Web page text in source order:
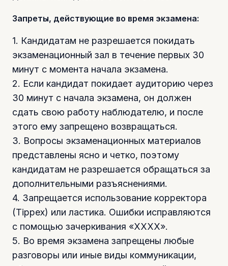
Запреты, действующие во время экзамена:
1. Кандидатам не разрешается покидать
экзаменационный зал в течение первых 30
минут с момента начала экзамена.
2. Если кандидат покидает аудиторию через
30 минут с начала экзамена, он должен
сдать свою работу наблюдателю, и после
этого ему запрещено возвращаться.
3. Вопросы экзаменационных материалов
представлены ясно и четко, поэтому
кандидатам не разрешается обращаться за
дополнительными разъяснениями.
4. Запрещается использование корректора
(Tippex) или ластика. Ошибки исправляются
с помощью зачеркивания «ХХХХ».
5. Во время экзамена запрещены любые
разговоры или иные виды коммуникации,